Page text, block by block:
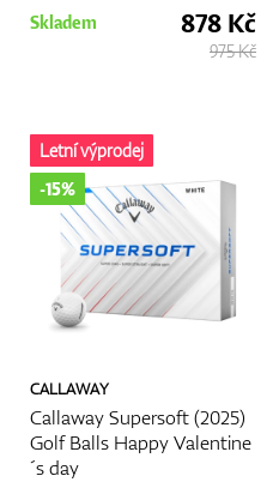
Skladem 878 Kč
975 Kč
CALLAWAY
Callaway Supersoft (2025)
Golf Balls Happy Valentine
´s day
Letní výprodej
-15%